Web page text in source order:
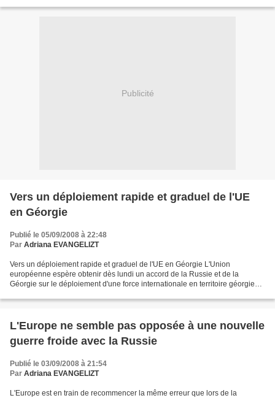
Publicité
Vers un déploiement rapide et graduel de l'UE
en Géorgie
Publié le 05/09/2008 à 22:48
Par Adriana EVANGELIZT
Vers un déploiement rapide et graduel de l'UE en Géorgie L'Union
européenne espère obtenir dès lundi un accord de la Russie et de la
Géorgie sur le déploiement d'une force internationale en territoire géorgien,
L'Europe ne semble pas opposée à une nouvelle
guerre froide avec la Russie
Publié le 03/09/2008 à 21:54
Par Adriana EVANGELIZT
L'Europe est en train de recommencer la même erreur que lors de la